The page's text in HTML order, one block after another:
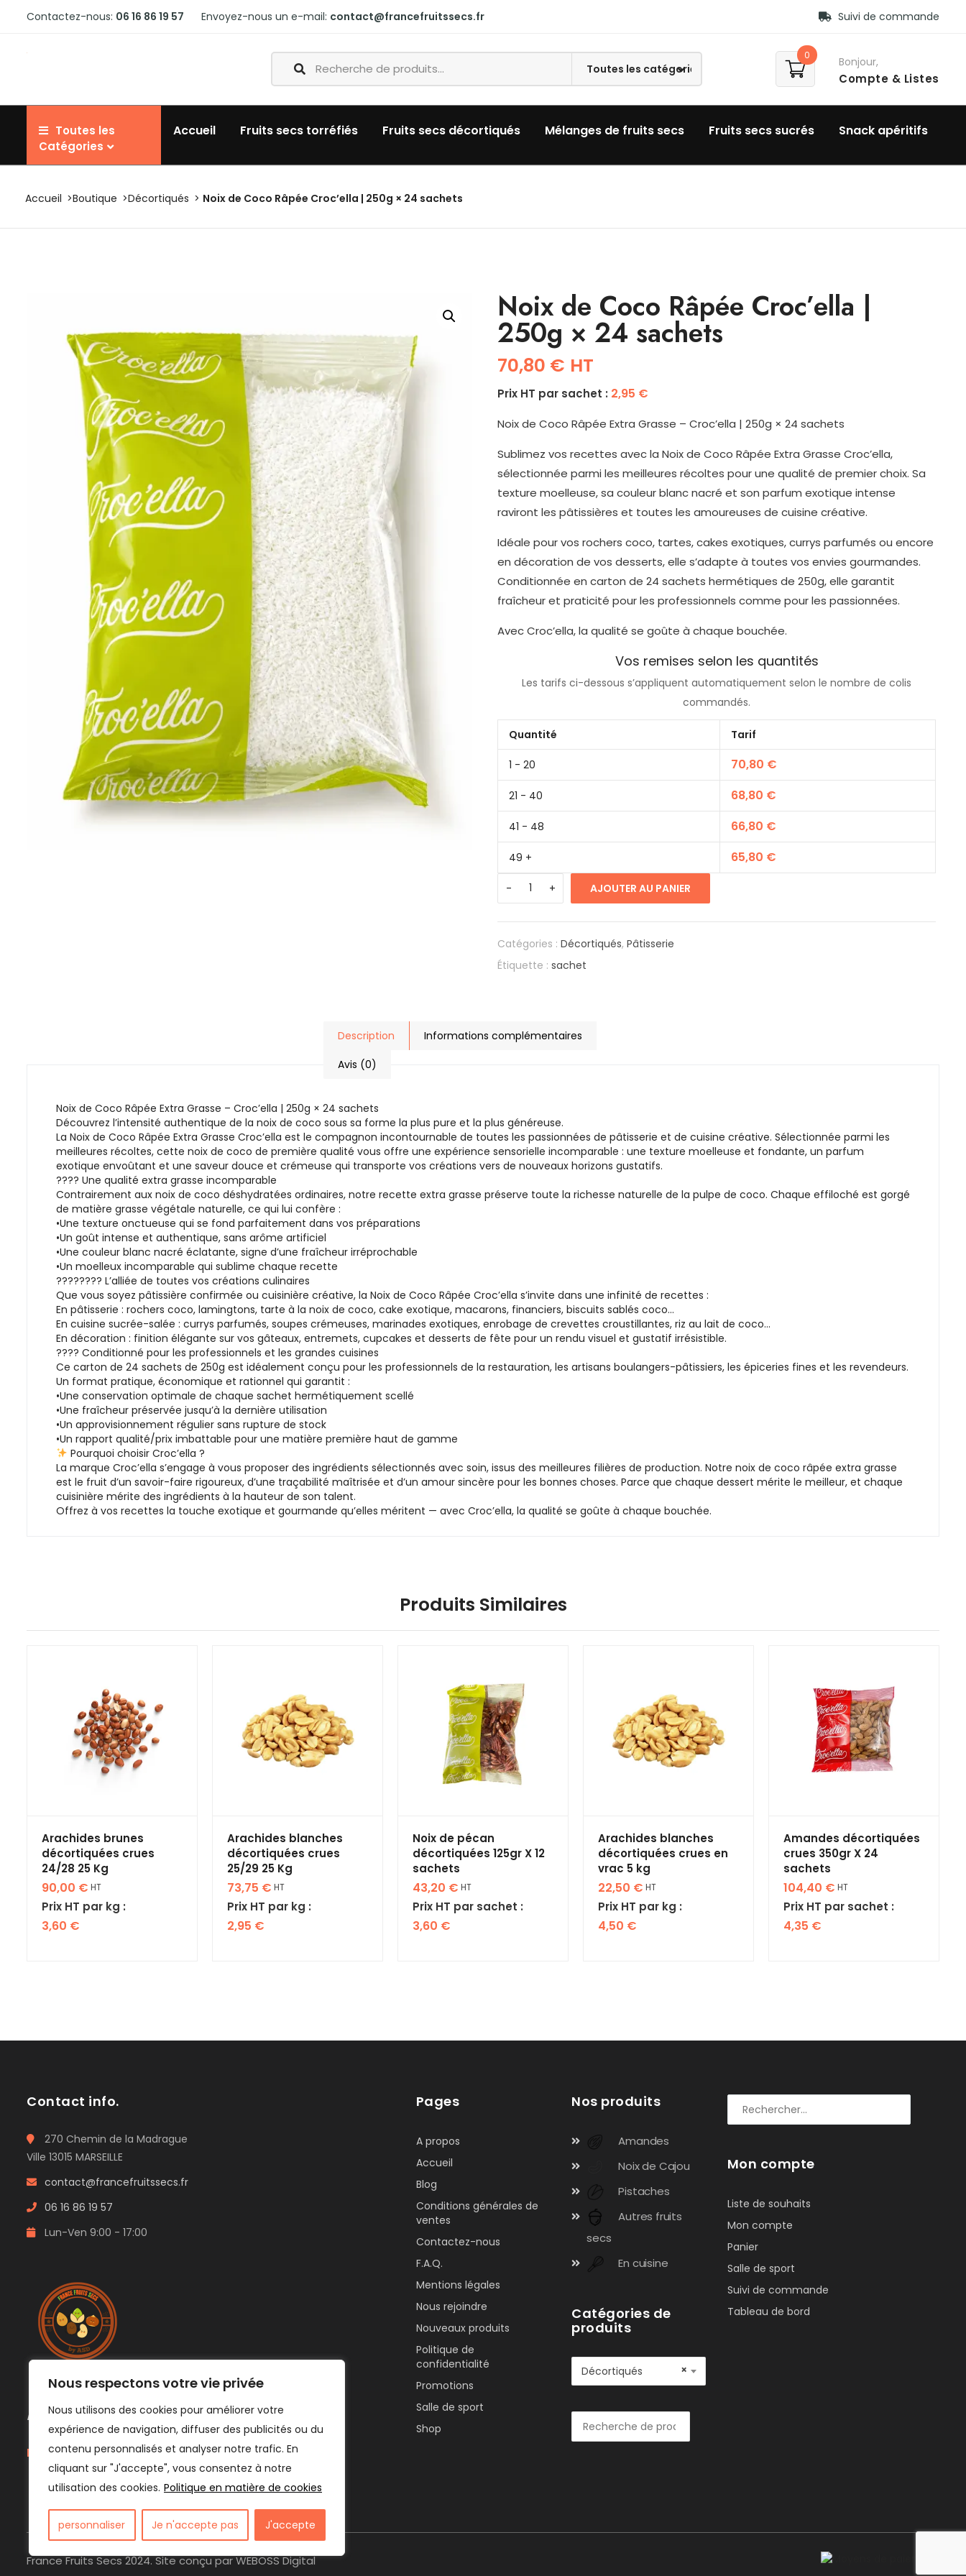
Nous respectons votre vie privée
Nous utilisons des cookies pour améliorer votre
expérience de navigation, diffuser des publicités ou du
contenu personnalisés et analyser notre trafic. En
cliquant sur "J'accepte", vous consentez à notre
utilisation des cookies. Politique en matière de cookies
personnaliser Je n'accepte pas J'accepte
Contactez-nous: 06 16 86 19 57 Envoyez-nous un e-mail: contact@francefruitssecs.fr Suivi de commande
0 Bonjour,
Compte & Listes
Toutes les
Catégories
Accueil Fruits secs torréfiés Fruits secs décortiqués Mélanges de fruits secs Fruits secs sucrés Snack apéritifs
Accueil Boutique Décortiqués Noix de Coco Râpée Croc’ella | 250g × 24 sachets
Noix de Coco Râpée Croc’ella |
250g × 24 sachets
70,80 € HT
Prix HT par sachet : 2,95 €
Noix de Coco Râpée Extra Grasse – Croc’ella | 250g × 24 sachets
Sublimez vos recettes avec la Noix de Coco Râpée Extra Grasse Croc’ella,
sélectionnée parmi les meilleures récoltes pour une qualité de premier choix. Sa
texture moelleuse, sa couleur blanc nacré et son parfum exotique intense
raviront les pâtissières et toutes les amoureuses de cuisine créative.
Idéale pour vos rochers coco, tartes, cakes exotiques, currys parfumés ou encore
en décoration de vos desserts, elle s’adapte à toutes vos envies gourmandes.
Conditionnée en carton de 24 sachets hermétiques de 250g, elle garantit
fraîcheur et praticité pour les professionnels comme pour les passionnées.
Avec Croc’ella, la qualité se goûte à chaque bouchée.
Vos remises selon les quantités
Les tarifs ci-dessous s’appliquent automatiquement selon le nombre de colis
commandés.
Quantité Tarif
1 - 20 70,80 €
21 - 40 68,80 €
41 - 48 66,80 €
49 + 65,80 €
AJOUTER AU PANIER
Catégories : Décortiqués, Pâtisserie
Étiquette : sachet
Description
Informations complémentaires
Avis (0)
Noix de Coco Râpée Extra Grasse – Croc’ella | 250g × 24 sachets
Découvrez l’intensité authentique de la noix de coco sous sa forme la plus pure et la plus généreuse.
La Noix de Coco Râpée Extra Grasse Croc’ella est le compagnon incontournable de toutes les passionnées de pâtisserie et de cuisine créative. Sélectionnée parmi les
meilleures récoltes, cette noix de coco de première qualité vous offre une expérience sensorielle incomparable : une texture moelleuse et fondante, un parfum
exotique envoûtant et une saveur douce et crémeuse qui transporte vos créations vers de nouveaux horizons gustatifs.
???? Une qualité extra grasse incomparable
Contrairement aux noix de coco déshydratées ordinaires, notre recette extra grasse préserve toute la richesse naturelle de la pulpe de coco. Chaque effiloché est gorgé
de matière grasse végétale naturelle, ce qui lui confère :
•Une texture onctueuse qui se fond parfaitement dans vos préparations
•Un goût intense et authentique, sans arôme artificiel
•Une couleur blanc nacré éclatante, signe d’une fraîcheur irréprochable
•Un moelleux incomparable qui sublime chaque recette
????‍???? L’alliée de toutes vos créations culinaires
Que vous soyez pâtissière confirmée ou cuisinière créative, la Noix de Coco Râpée Croc’ella s’invite dans une infinité de recettes :
En pâtisserie : rochers coco, lamingtons, tarte à la noix de coco, cake exotique, macarons, financiers, biscuits sablés coco…
En cuisine sucrée-salée : currys parfumés, soupes crémeuses, marinades exotiques, enrobage de crevettes croustillantes, riz au lait de coco…
En décoration : finition élégante sur vos gâteaux, entremets, cupcakes et desserts de fête pour un rendu visuel et gustatif irrésistible.
???? Conditionné pour les professionnels et les grandes cuisines
Ce carton de 24 sachets de 250g est idéalement conçu pour les professionnels de la restauration, les artisans boulangers-pâtissiers, les épiceries fines et les revendeurs.
Un format pratique, économique et rationnel qui garantit :
•Une conservation optimale de chaque sachet hermétiquement scellé
•Une fraîcheur préservée jusqu’à la dernière utilisation
•Un approvisionnement régulier sans rupture de stock
•Un rapport qualité/prix imbattable pour une matière première haut de gamme
Pourquoi choisir Croc’ella ?
La marque Croc’ella s’engage à vous proposer des ingrédients sélectionnés avec soin, issus des meilleures filières de production. Notre noix de coco râpée extra grasse
est le fruit d’un savoir-faire rigoureux, d’une traçabilité maîtrisée et d’un amour sincère pour les bonnes choses. Parce que chaque dessert mérite le meilleur, et chaque
cuisinière mérite des ingrédients à la hauteur de son talent.
Offrez à vos recettes la touche exotique et gourmande qu’elles méritent — avec Croc’ella, la qualité se goûte à chaque bouchée.
Produits Similaires
Arachides brunes
décortiquées crues
24/28 25 Kg
90,00 € HT
Prix HT par kg :
3,60 €
Arachides blanches
décortiquées crues
25/29 25 Kg
73,75 € HT
Prix HT par kg :
2,95 €
Noix de pécan
décortiquées 125gr X 12
sachets
43,20 € HT
Prix HT par sachet :
3,60 €
Arachides blanches
décortiquées crues en
vrac 5 kg
22,50 € HT
Prix HT par kg :
4,50 €
Amandes décortiquées
crues 350gr X 24
sachets
104,40 € HT
Prix HT par sachet :
4,35 €
Contact info.
270 Chemin de la Madrague
Ville 13015 MARSEILLE
contact@francefruitssecs.fr
06 16 86 19 57
Lun-Ven 9:00 - 17:00
Déja client ?
Laissez-nous votre avis ici
Pages
A propos
Accueil
Blog
Conditions générales de
ventes
Contactez-nous
F.A.Q.
Mentions légales
Nous rejoindre
Nouveaux produits
Politique de
confidentialité
Promotions
Salle de sport
Shop
Nos produits
Amandes
Noix de Cajou
Pistaches
Autres fruits
secs
En cuisine
Catégories de
produits
×
Décortiqués
Mon compte
Liste de souhaits
Mon compte
Panier
Salle de sport
Suivi de commande
Tableau de bord
France Fruits Secs 2024. Site conçu par WEBOSS Digital